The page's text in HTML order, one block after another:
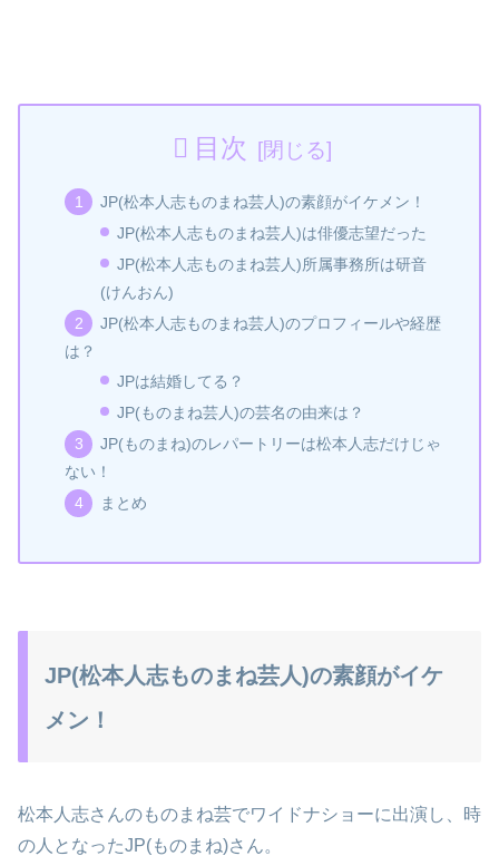
目次
JP(松本人志ものまね芸人)の素顔がイケメン！
JP(松本人志ものまね芸人)は俳優志望だった
JP(松本人志ものまね芸人)所属事務所は研音
(けんおん)
JP(松本人志ものまね芸人)のプロフィールや経歴
は？
JPは結婚してる？
JP(ものまね芸人)の芸名の由来は？
JP(ものまね)のレパートリーは松本人志だけじゃ
ない！
まとめ
JP(松本人志ものまね芸人)の素顔がイケ
メン！
松本人志さんのものまね芸でワイドナショーに出演し、時
の人となったJP(ものまね)さん。